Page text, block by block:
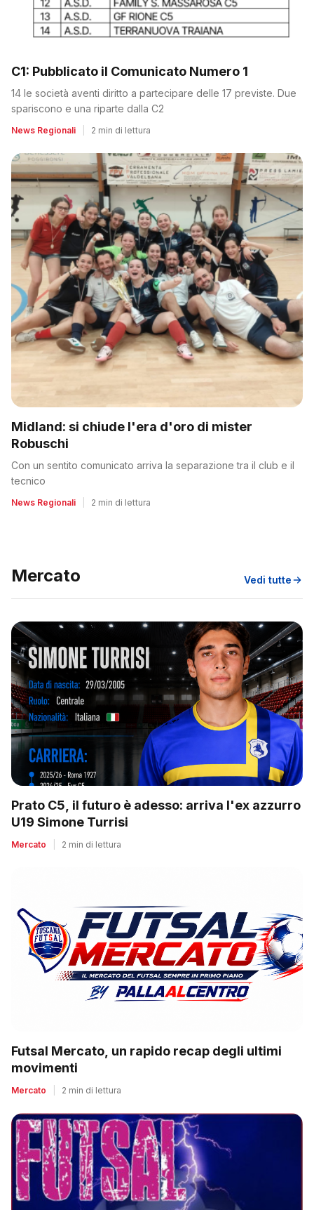
C1: Pubblicato il Comunicato Numero 1
14 le società aventi diritto a partecipare delle 17 previste. Due
spariscono e una riparte dalla C2
News Regionali 2 min di lettura
Midland: si chiude l'era d'oro di mister
Robuschi
Con un sentito comunicato arriva la separazione tra il club e il
tecnico
News Regionali 2 min di lettura
Mercato Vedi tutte
Prato C5, il futuro è adesso: arriva l'ex azzurro
U19 Simone Turrisi
Mercato 2 min di lettura
Futsal Mercato, un rapido recap degli ultimi
movimenti
Mercato 2 min di lettura